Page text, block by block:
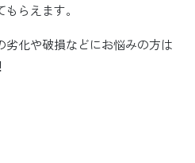
らえます。
化や破損などにお悩みの方は